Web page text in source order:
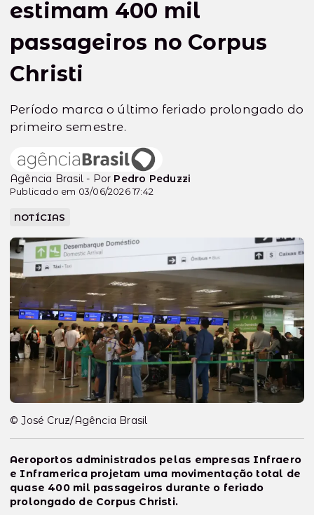
estimam 400 mil
passageiros no Corpus
Christi
Período marca o último feriado prolongado do
primeiro semestre.
Agência Brasil - Por Pedro Peduzzi
Publicado em 03/06/2026 17:42
NOTÍCIAS
© José Cruz/Agência Brasil
Aeroportos administrados pelas empresas Infraero
e Inframerica projetam uma movimentação total de
quase 400 mil passageiros durante o feriado
prolongado de Corpus Christi.